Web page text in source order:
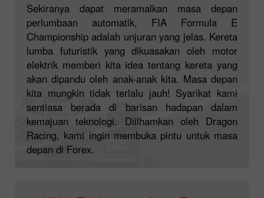
Sekiranya dapat meramalkan masa depan
perlumbaan automatik, FIA Formula E
Championship adalah unjuran yang jelas. Kereta
lumba futuristik yang dikuasakan oleh motor
elektrik memberi kita idea tentang kereta yang
akan dipandu oleh anak-anak kita. Masa depan
kita mungkin tidak terlalu jauh! Syarikat kami
sentiasa berada di barisan hadapan dalam
kemajuan teknologi. Diilhamkan oleh Dragon
Racing, kami ingin membuka pintu untuk masa
depan di Forex.